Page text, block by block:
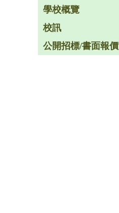
學校概覽
校訊
公開招標/書面報價